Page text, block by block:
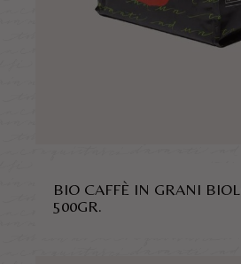
BIO CAFFÈ IN GRANI
500GR.